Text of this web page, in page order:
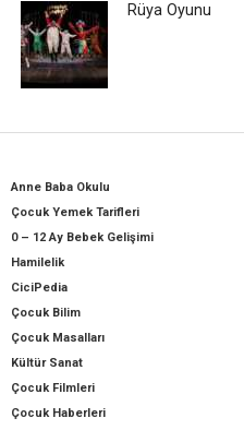
Rüya Oyunu
Anne Baba Okulu
Çocuk Yemek Tarifleri
0 – 12 Ay Bebek Gelişimi
Hamilelik
CiciPedia
Çocuk Bilim
Çocuk Masalları
Kültür Sanat
Çocuk Filmleri
Çocuk Haberleri